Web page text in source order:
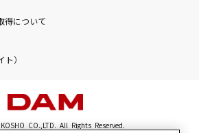
得について
ト）
CO.,LTD. All Rights Reserved.